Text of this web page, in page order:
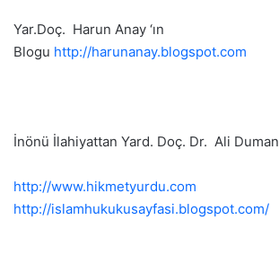
Yar.Doç. Harun Anay ‘ın
Blogu http://harunanay.blogspot.com
İnönü İlahiyattan Yard. Doç. Dr. Ali Duman
http://www.hikmetyurdu.com
http://islamhukukusayfasi.blogspot.com/